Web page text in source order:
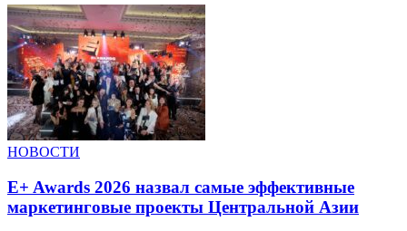
НОВОСТИ
E+ Awards 2026 назвал самые эффективные
маркетинговые проекты Центральной Азии